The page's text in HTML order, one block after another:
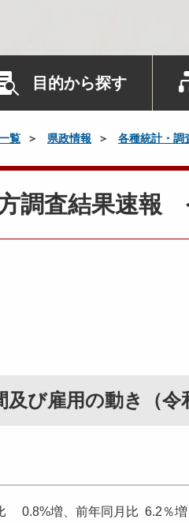
目的から探す
覧 県政情報 各種統計・調
調査結果速報
び雇用の動き（令
0.8%増、前年同月比 6.2％増